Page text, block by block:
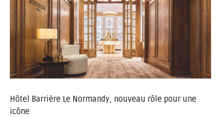
Hôtel Barrière Le Normandy, nouveau rôle pour une
icône